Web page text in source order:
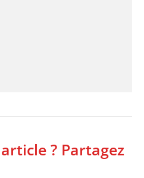
? Partagez